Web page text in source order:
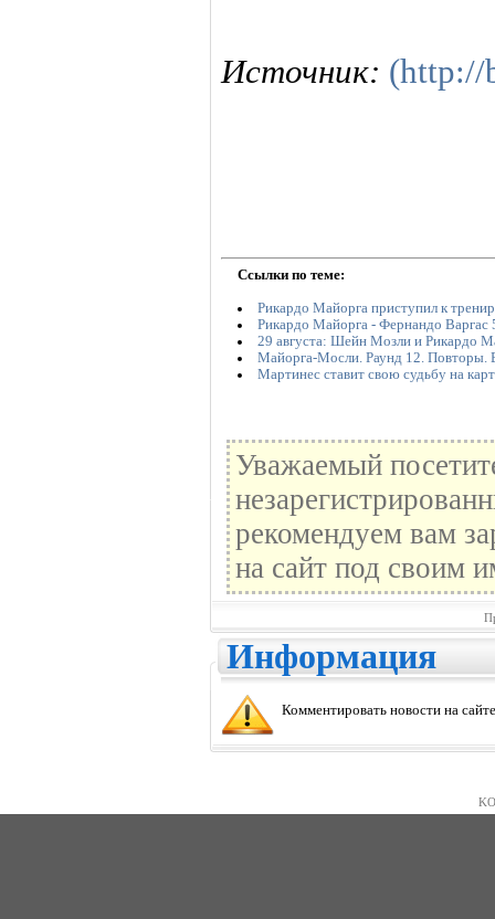
Источник: (http://
Ссылки по теме:
Рикардо Майорга приступил к
Рикардо Майорга - Фернандо Варгас
29 августа: Шейн Мозли и Рикардо
Майорга-Мосли. Раунд 12. Повторы.
Мартинес ставит свою судьбу на
Уважаемый
рекомендуем вам
на сайт под своим
Информация
Комментировать новости на